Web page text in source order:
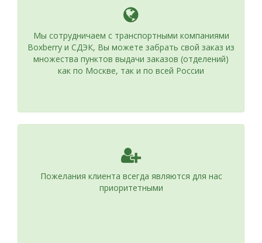
Мы сотрудничаем с транспортными компаниями
Boxberry и СДЭК, Вы можете забрать свой заказ из
множества пунктов выдачи заказов (отделений)
как по Москве, так и по всей России
Пожелания клиента всегда являются для нас
приоритетными